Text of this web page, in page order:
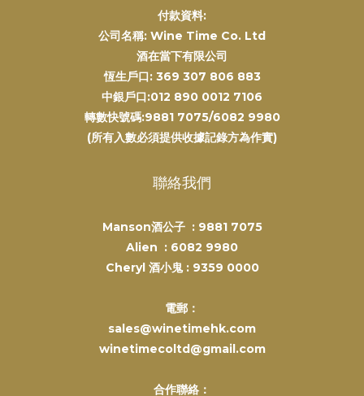
付款資料:
公司名稱: Wine Time Co. Ltd
酒在當下有限公司
恆生戶口: 369 307 806 883
中銀戶口:012 890 0012 7106
轉數快號碼:9881 7075/6082 9980
(所有入數必須提供收據記錄方為作實)
聯絡我們
Manson酒公子 : 9881 7075
Alien : 6082 9980
Cheryl 酒小鬼 : 9359 0000
電郵：
sales@winetimehk.com
winetimecoltd@gmail.com
合作聯絡：